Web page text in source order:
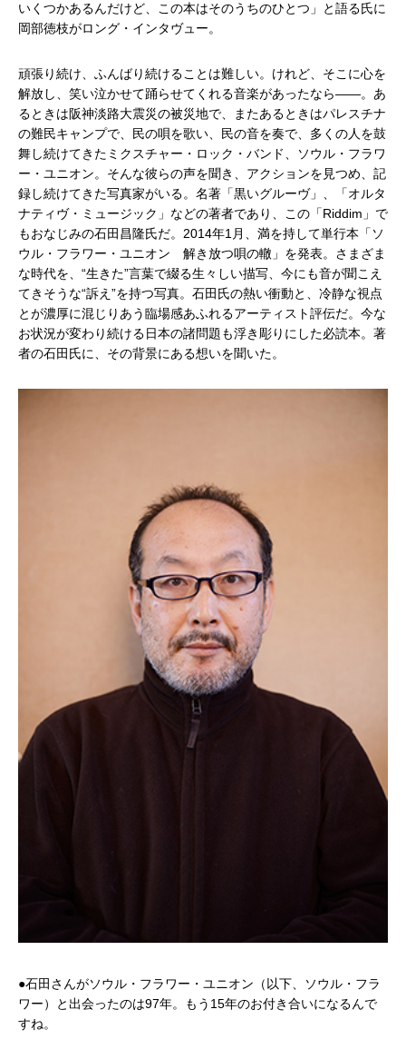
いくつかあるんだけど、この本はそのうちのひとつ」と語る氏に
岡部徳枝がロング・インタヴュー。
頑張り続け、ふんばり続けることは難しい。けれど、そこに心を
解放し、笑い泣かせて踊らせてくれる音楽があったなら――。あ
るときは阪神淡路大震災の被災地で、またあるときはパレスチナ
の難民キャンプで、民の唄を歌い、民の音を奏で、多くの人を鼓
舞し続けてきたミクスチャー・ロック・バンド、ソウル・フラワ
ー・ユニオン。そんな彼らの声を聞き、アクションを見つめ、記
録し続けてきた写真家がいる。名著「黒いグルーヴ」、「オルタ
ナティヴ・ミュージック」などの著者であり、この「Riddim」で
もおなじみの石田昌隆氏だ。2014年1月、満を持して単行本「ソ
ウル・フラワー・ユニオン 解き放つ唄の轍」を発表。さまざま
な時代を、“生きた”言葉で綴る生々しい描写、今にも音が聞こえ
てきそうな“訴え”を持つ写真。石田氏の熱い衝動と、冷静な視点
とが濃厚に混じりあう臨場感あふれるアーティスト評伝だ。今な
お状況が変わり続ける日本の諸問題も浮き彫りにした必読本。著
者の石田氏に、その背景にある想いを聞いた。
●石田さんがソウル・フラワー・ユニオン（以下、ソウル・フラ
ワー）と出会ったのは97年。もう15年のお付き合いになるんで
すね。